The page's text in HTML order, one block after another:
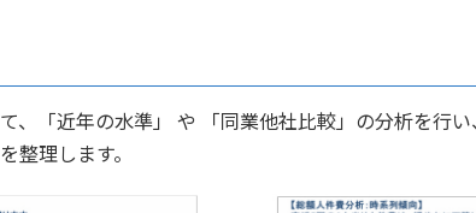
、「近年の水準」 や 「同業他社比較」の分析を行
整理します。